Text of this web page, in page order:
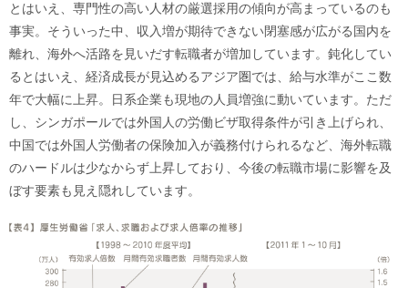
とはいえ、専門性の高い人材の厳選採用の傾向が高まっているのも
事実。そういった中、収入増が期待できない閉塞感が広がる国内を
離れ、海外へ活路を見いだす転職者が増加しています。鈍化してい
るとはいえ、経済成長が見込めるアジア圏では、給与水準がここ数
年で大幅に上昇。日系企業も現地の人員増強に動いています。ただ
し、シンガポールでは外国人の労働ビザ取得条件が引き上げられ、
中国では外国人労働者の保険加入が義務付けられるなど、海外転職
のハードルは少なからず上昇しており、今後の転職市場に影響を及
ぼす要素も見え隠れしています。